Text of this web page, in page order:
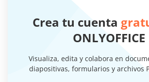
Crea tu cuenta
ONLYOFFICE
Visualiza, edita y colabora en
diapositivas, formularios y archivos